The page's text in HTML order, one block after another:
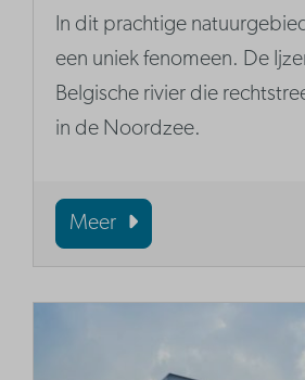
In dit prachtige
een uniek fenomeen. De
Belgische rivier die
in de Noordzee.
Meer